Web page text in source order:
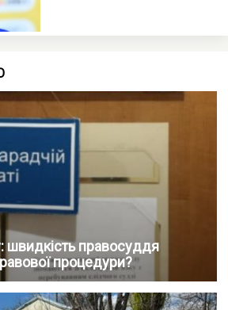
швидкість правосуддя
процедури?